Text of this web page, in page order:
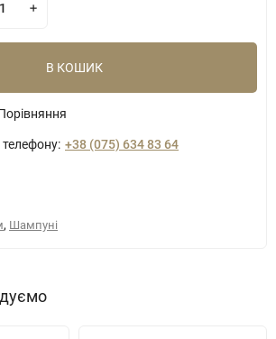
В КОШИК
+38 (075) 634 83 64
, Шампуні